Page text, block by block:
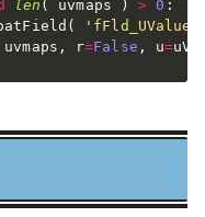
len ( uvmaps ) > 0 :
( 'fFld_UValue'
uvmaps , r=False , u=